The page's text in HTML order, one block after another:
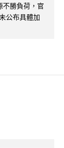
不勝負荷，官
公布具體加